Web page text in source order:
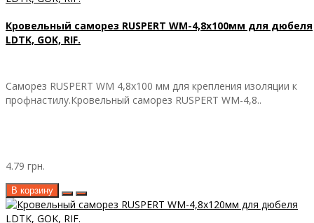
Кровельный саморез RUSPERT WM-4,8х100мм для дюбеля
LDTK, GOK, RIF.
Саморез RUSPERT WM 4,8х100 мм для крепления изоляции к
профнастилу.Кровельный саморез RUSPERT WM-4,8..
4.79 грн.
В корзину